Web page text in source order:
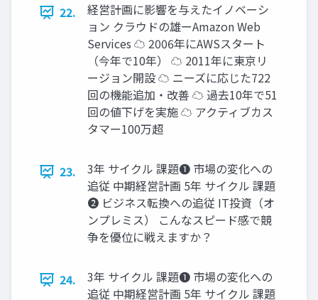
22.
経営計画に影響を与えたイノベーシ
ョン クラウドの雄ーAmazon Web
Services ☁ 2006年にAWSスタート
（今年で10年） ☁ 2011年に東京リ
ージョン開設 ☁ ニーズに応じた722
回の機能追加・改善 ☁ 過去10年で51
回の値下げを実施 ☁ アクティブカス
タマー100万超
23.
3年 サイクル 課題❶ 市場の変化への
追従 中期経営計画 5年 サイクル 課題
❷ ビジネス転換への追従 IT投資（オ
ンプレミス） こんなスピード感で競
争を優位に戦えますか？
24.
3年 サイクル 課題❶ 市場の変化への
追従 中期経営計画 5年 サイクル 課題